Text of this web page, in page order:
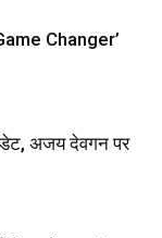
Changer’
अजय देवगन पर